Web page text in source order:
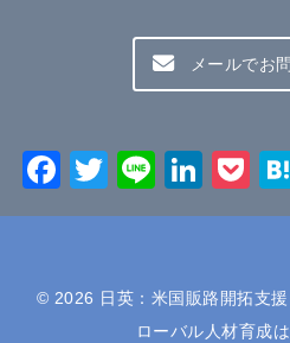
メールでお
Facebook
Twitter
Line
© 2026 日英：米国販路開拓支
ローバル人材育成